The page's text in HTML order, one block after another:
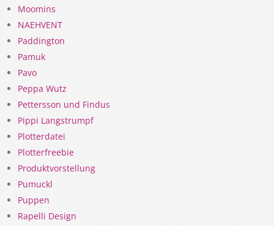
Moomins
NAEHVENT
Paddington
Pamuk
Pavo
Peppa Wutz
Pettersson und Findus
Pippi Langstrumpf
Plotterdatei
Plotterfreebie
Produktvorstellung
Pumuckl
Puppen
Rapelli Design